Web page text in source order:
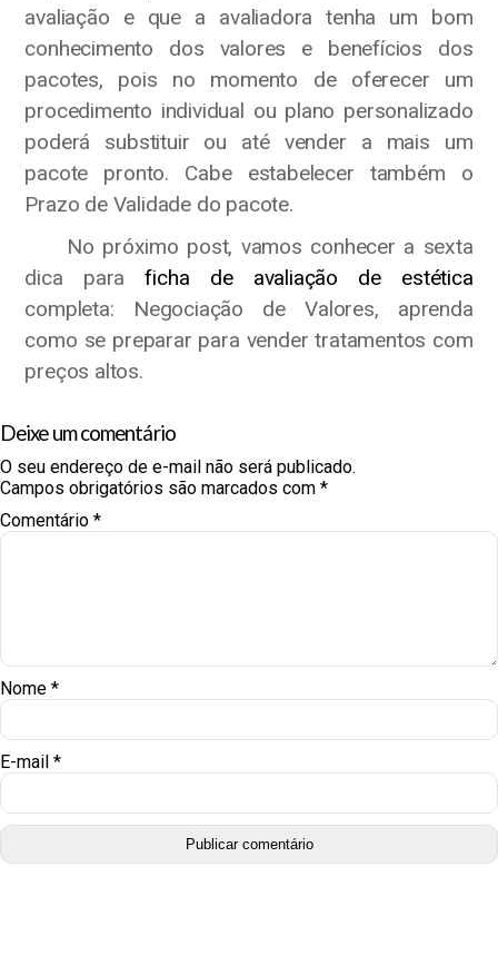
avaliação e que a avaliadora tenha um bom
conhecimento dos valores e benefícios dos
pacotes, pois no momento de oferecer um
procedimento individual ou plano personalizado
poderá substituir ou até vender a mais um
pacote pronto. Cabe estabelecer também o
Prazo de Validade do pacote.
No próximo post, vamos conhecer a sexta
dica paraficha de avaliação de estética
completa: Negociação de Valores, aprenda
como se preparar para vender tratamentos com
preços altos.
Deixe um comentário
O seu endereço de e-mail não será publicado.
Campos obrigatórios são marcados com *
Comentário *
Nome *
E-mail *